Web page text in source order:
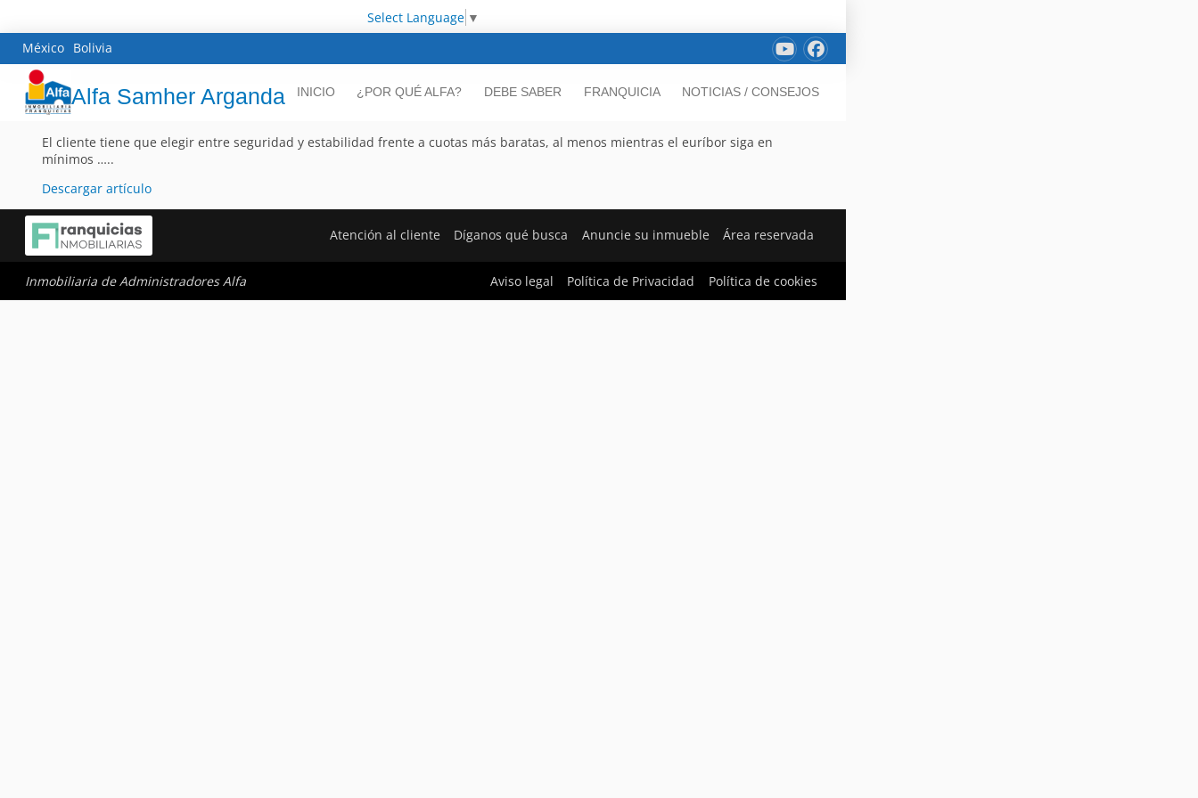
Select Language ▼
México Bolivia
Alfa Samher Arganda INICIO ¿POR QUÉ ALFA? DEBE SABER FRANQUICIA NOTICIAS / CONSEJOS
El cliente tiene que elegir entre seguridad y estabilidad frente a cuotas más baratas, al menos mientras el euríbor siga en
mínimos …..
Descargar artículo
Atención al cliente Díganos qué busca Anuncie su inmueble Área reservada
Inmobiliaria de Administradores Alfa Aviso legal Política de Privacidad Política de cookies